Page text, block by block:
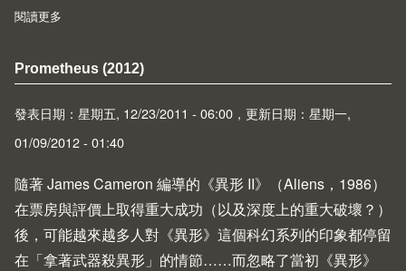
閱讀更多
Prometheus (2012)
發表日期：星期五, 12/23/2011 - 06:00，更新日期：星期一,
01/09/2012 - 01:40
隨著 James Cameron 編導的《異形 II》（Aliens ，1986）
在票房與評價上取得重大成功（以及深度上的重大破壞？）
後，可能越來越多人對《異形》這個科幻系列的印象都停留
在「拿著武器殺異形」的情節……而忽略了當初《異形》